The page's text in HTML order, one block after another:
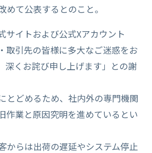
めて公表するとのこと。
サイトおよび公式Xアカウント
取引先の皆様に多大なご迷惑をお
深くお詫び申し上げます」との謝
とどめるため、社内外の専門機関
作業と原因究明を進めているとい
からは出荷の遅延やシステム停止